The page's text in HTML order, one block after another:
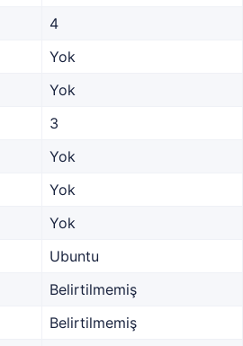
4
Yok
Yok
3
Yok
Yok
Yok
Ubuntu
Belirtilmemiş
Belirtilmemiş